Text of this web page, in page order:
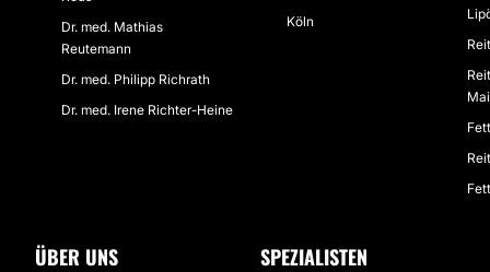
Dr. med. Mathias
Reutemann
Dr. med. Philipp Richrath
Dr. med. Irene Richter-Heine
Köln
ÜBER UNS SPEZIALISTEN